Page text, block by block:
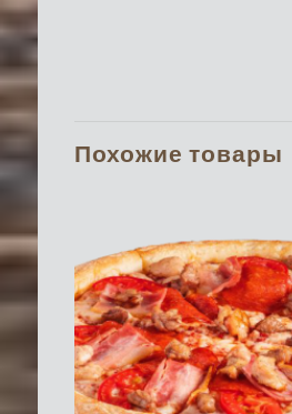
Похожие товары